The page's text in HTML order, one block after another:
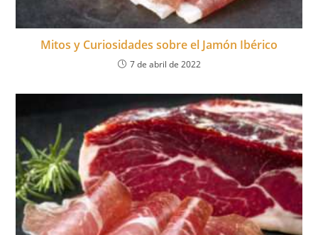
Mitos y Curiosidades sobre el Jamón Ibérico
7 de abril de 2022